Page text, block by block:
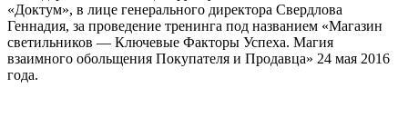
«Доктум», в лице генерального директора Свердлова
Геннадия, за проведение тренинга под названием «Магазин
светильников — Ключевые Факторы Успеха. Магия
взаимного обольщения Покупателя и Продавца» 24 мая 2016
года.